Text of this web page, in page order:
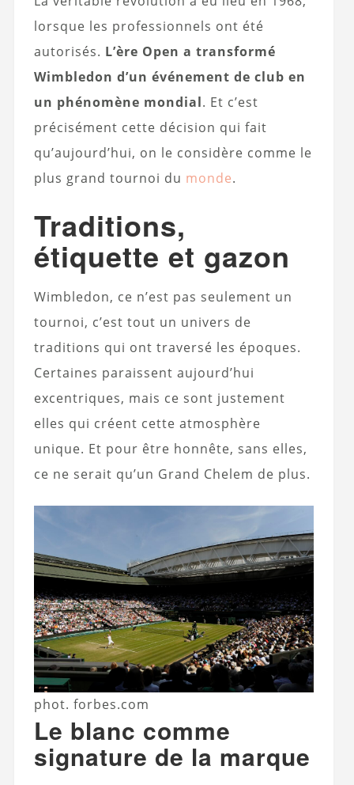
lorsque les professionnels ont été
autorisés. L’ère Open a transformé
Wimbledon d’un événement de club en
un phénomène mondial. Et c’est
précisément cette décision qui fait
qu’aujourd’hui, on le considère comme le
plus grand tournoi du monde.
Traditions,
étiquette et gazon
Wimbledon, ce n’est pas seulement un
tournoi, c’est tout un univers de
traditions qui ont traversé les époques.
Certaines paraissent aujourd’hui
excentriques, mais ce sont justement
elles qui créent cette atmosphère
unique. Et pour être honnête, sans elles,
ce ne serait qu’un Grand Chelem de plus.
phot. forbes.com
Le blanc comme
signature de la marque